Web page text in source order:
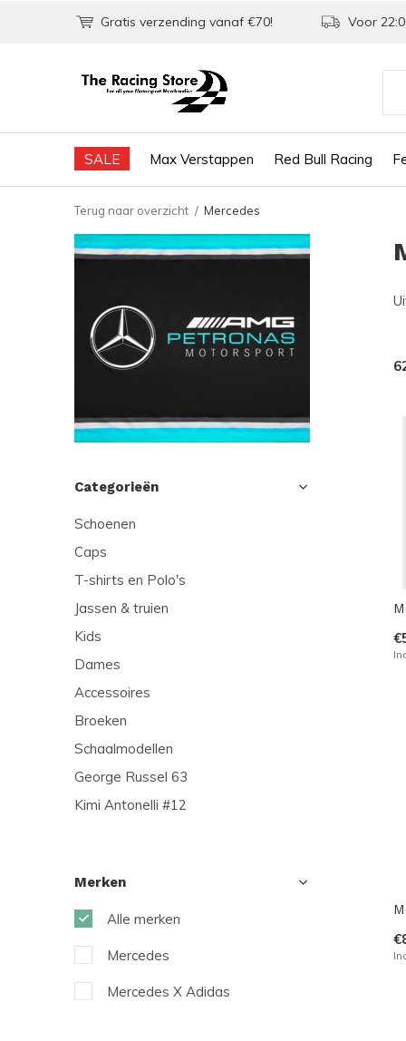
SALE Max Verstappen Red Bull Racing
Gratis verzending vanaf €70! Voor
Terug naar overzicht Mercedes
Categorieën
Schoenen
Caps
T-shirts en Polo's
Jassen & truien
Kids
Dames
Accessoires
Broeken
Schaalmodellen
George Russel 63
Kimi Antonelli #12
Merken
Alle merken
Mercedes
Mercedes X Adidas